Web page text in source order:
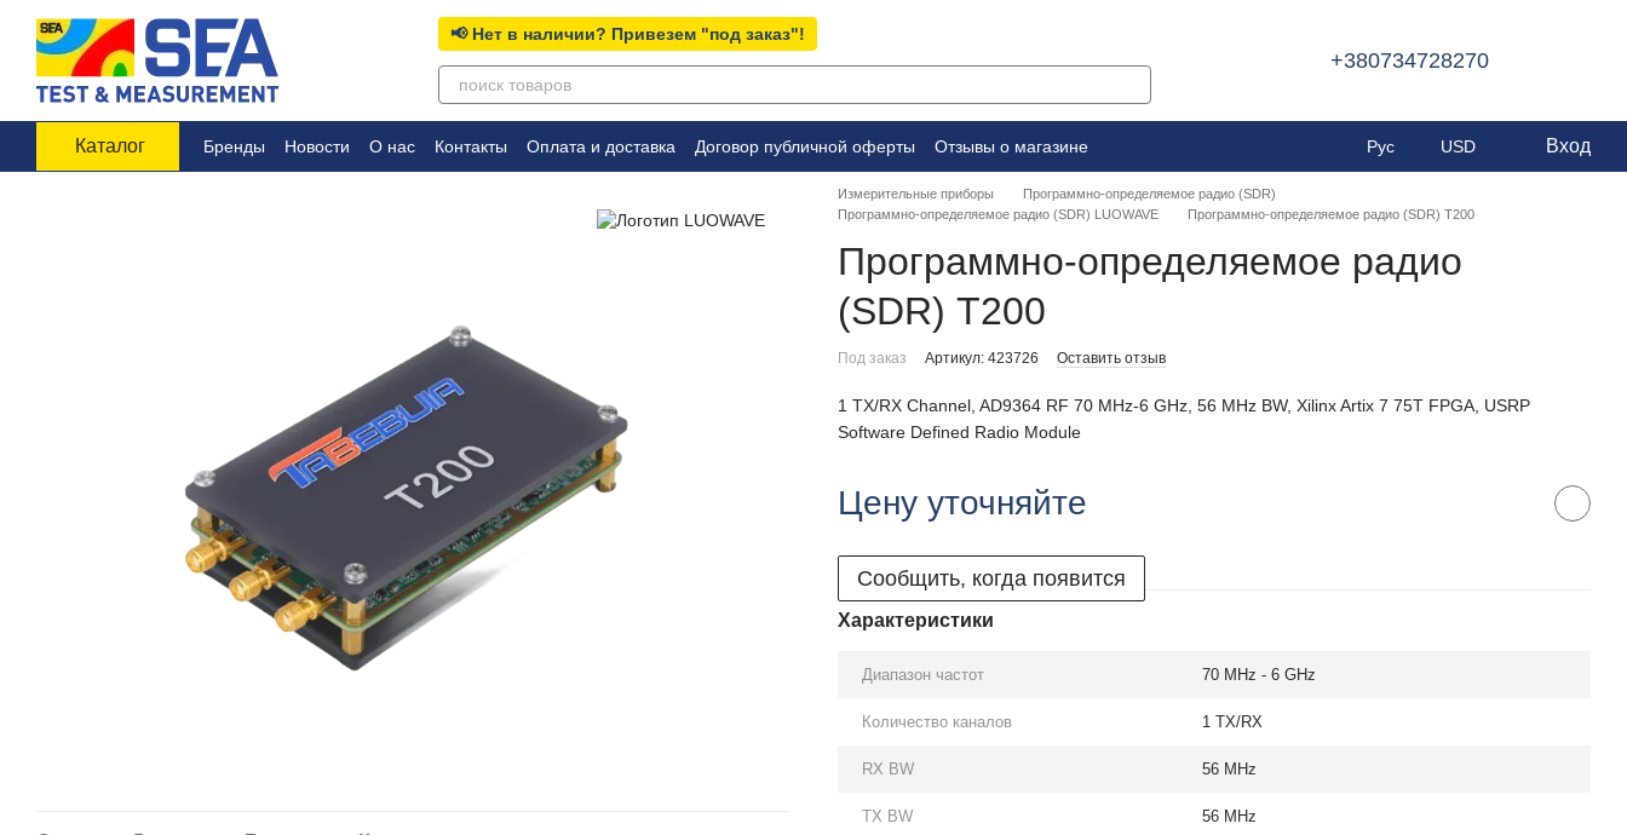
Перейти к основному контенту
📢 Нет в наличии? Привезем "под заказ"!
+380734728270
Каталог Бренды Новости О нас Контакты Оплата и доставка Договор публичной оферты Отзывы о магазине Рус USD Вход
Измерительные приборы
Программно-определяемое радио (SDR)
Программно-определяемое радио (SDR) LUOWAVE
Программно-определяемое радио (SDR) T200
Программно-определяемое радио
(SDR) T200
Под заказ Артикул: 423726 Оставить отзыв
1 TX/RX Channel, AD9364 RF 70 MHz-6 GHz, 56 MHz BW, Xilinx Artix 7 75T FPGA, USRP
Software Defined Radio Module
Цену уточняйте
Сообщить, когда появится
Характеристики
Диапазон частот 70 MHz - 6 GHz
Количество каналов 1 TX/RX
RX BW 56 MHz
TX BW 56 MHz